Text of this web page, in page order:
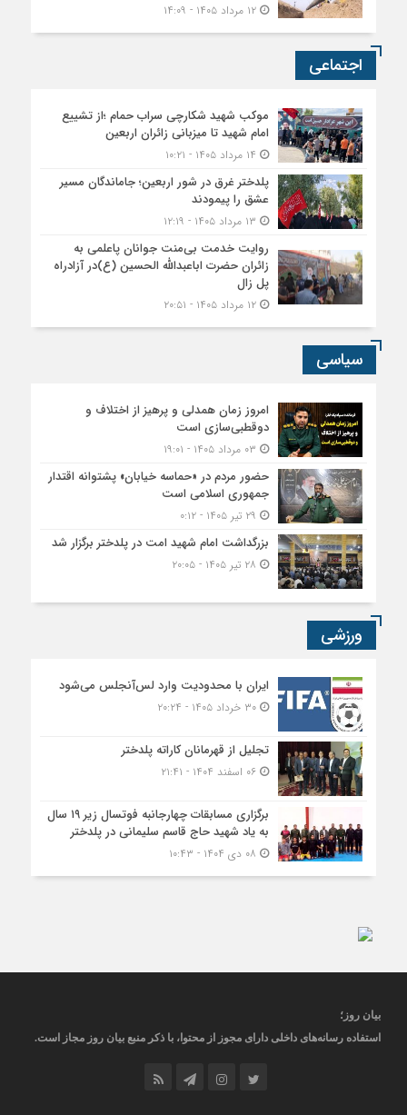
۱۲ مرداد ۱۴۰۵ - ۱۴:۰۹
اجتماعی
موکب شهید شکارچی سراب حمام ؛از تشییع
امام شهید تا میزبانی زائران اربعین
پلدختر غرق در شور اربعین؛ جاماندگان مسیر
عشق را پیمودند
روایت خدمت بی‌منت جوانان پاعلمی به
زائران حضرت اباعبدالله الحسین (ع)در آزادراه
پل زال
۱۲ مرداد ۱۴۰۵ - ۲۰:۵۱
سیاسی
امروز زمان همدلی و پرهیز از اختلاف و
دوقطبی‌سازی است
حضور مردم در «حماسه خیابان» پشتوانه اقتدار
جمهوری اسلامی است
بزرگداشت امام شهید امت در پلدختر برگزار شد
ورزشی
ایران با محدودیت وارد لس‌آنجلس می‌شود
۳۰ خرداد ۱۴۰۵ - ۲۰:۲۴
تجلیل از قهرمانان کاراته پلدختر
۰۶ اسفند ۱۴۰۴ - ۲۱:۴۱
برگزاری مسابقات چهارجانبه فوتسال زیر ۱۹ سال
به یاد شهید حاج قاسم سلیمانی در پلدختر
بیان روز ؛
استفاده رسانه‌های داخلی دارای مجوز از محتوا، با ذکر منبع بیان روز مجاز است.